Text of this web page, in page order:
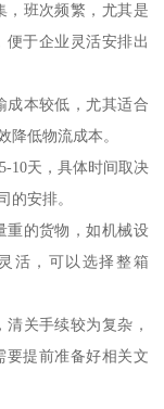
，班次频繁，尤其是
于企业灵活安排出
成本较低，尤其适合
降低物流成本。
10天，具体时间取决
的安排。
重的货物，如机械设
活，可以选择整箱
关手续较为复杂，
要提前准备好相关文